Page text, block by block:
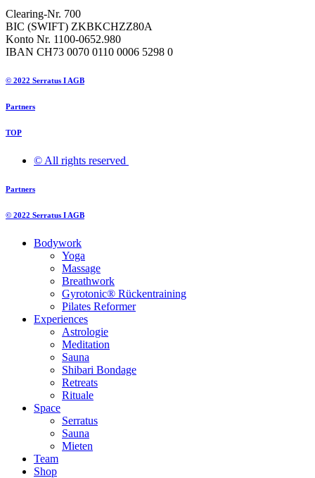
Clearing-Nr. 700
BIC (SWIFT) ZKBKCHZZ80A
Konto Nr. 1100-0652.980
IBAN CH73 0070 0110 0006 5298 0
© 2022 Serratus I AGB
Partners
TOP
© All rights reserved ​
Partners
© 2022 Serratus I AGB
Bodywork
Yoga
Massage
Breathwork
Gyrotonic® Rückentraining
Pilates Reformer
Experiences
Astrologie
Meditation
Sauna
Shibari Bondage
Retreats
Rituale
Space
Serratus
Sauna
Mieten
Team
Shop